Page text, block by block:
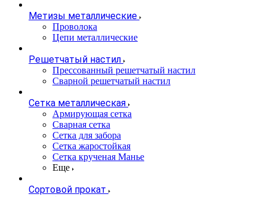
Метизы металлические
Проволока
Цепи металлические
Решетчатый настил
Прессованный решетчатый настил
Сварной решетчатый настил
Сетка металлическая
Армирующая сетка
Сварная сетка
Сетка для забора
Сетка жаростойкая
Сетка крученая Манье
Еще
Сортовой прокат